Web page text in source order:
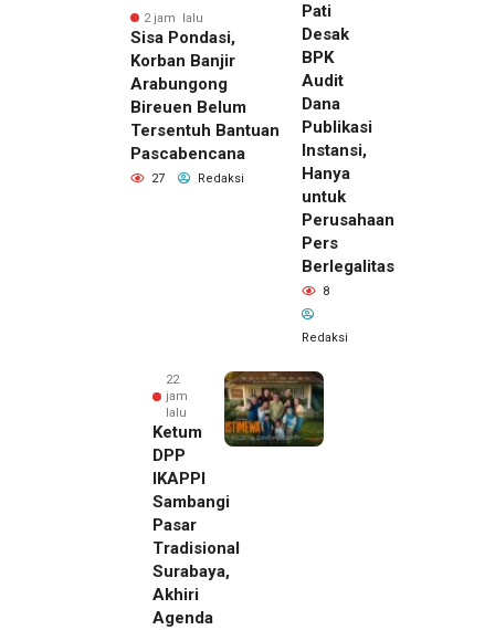
2 jam lalu
Sisa Pondasi,
Korban Banjir
Arabungong
Bireuen Belum
Tersentuh Bantuan
Pascabencana
27 Redaksi
Pati
Desak
BPK
Audit
Dana
Publikasi
Instansi,
Hanya
untuk
Perusahaan
Pers
Berlegalitas
8
Redaksi
22
jam
lalu
Ketum
DPP
IKAPPI
Sambangi
Pasar
Tradisional
Surabaya,
Akhiri
Agenda